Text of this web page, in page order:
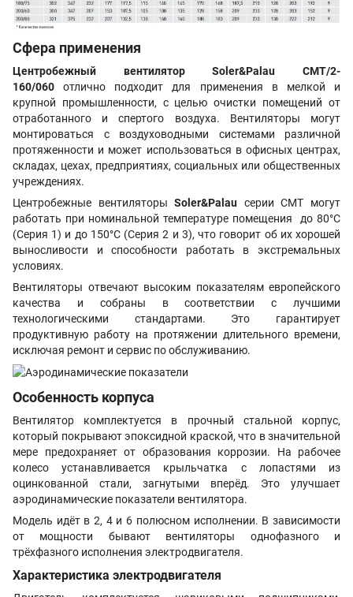
Сфера применения
Центробежный вентилятор Soler&Palau CMT/2-
160/060 отлично подходит для применения в мелкой и
крупной промышленности, с целью очистки помещений от
отработанного и спертого воздуха. Вентиляторы могут
монтироваться с воздуховодными системами различной
протяженности и может использоваться в офисных центрах,
складах, цехах, предприятиях, социальных или общественных
учреждениях.
Центробежные вентиляторыSoler&Palau серииCMT могут
работать при номинальной температуре помещения до 80°C
(Серия 1) и до 150°C (Серия 2 и 3), что говорит об их хорошей
выносливости и способности работать в экстремальных
условиях.
Вентиляторы отвечают высоким показателям европейского
качества и собраны в соответствии с лучшими
технологическими стандартами. Это гарантирует
продуктивную работу на протяжении длительного времени,
исключая ремонт и сервис по обслуживанию.
Особенность корпуса
Вентилятор комплектуется в прочный стальной корпус,
который покрывают эпоксидной краской, что в значительной
мере предохраняет от образования коррозии. На рабочее
колесо устанавливается крыльчатка с лопастями из
оцинкованной стали, загнутыми вперёд. Это улучшает
аэродинамические показатели вентилятора.
Модель идёт в 2, 4 и 6 полюсном исполнении. В зависимости
от мощности бывают вентиляторы однофазного и
трёхфазного исполнения электродвигателя.
Характеристика электродвигателя